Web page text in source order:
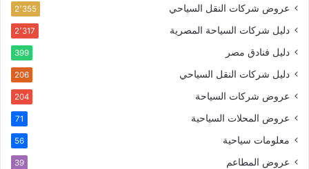
عروض شركات النقل السياحي 2٬355
دليل شركات السياحة المصرية 2٬317
دليل فنادق مصر 399
دليل شركات النقل السياحي 206
عروض شركات السياحة 204
عروض المحلات السياحية 71
معلومات سياحية 56
عروض المطاعم 39